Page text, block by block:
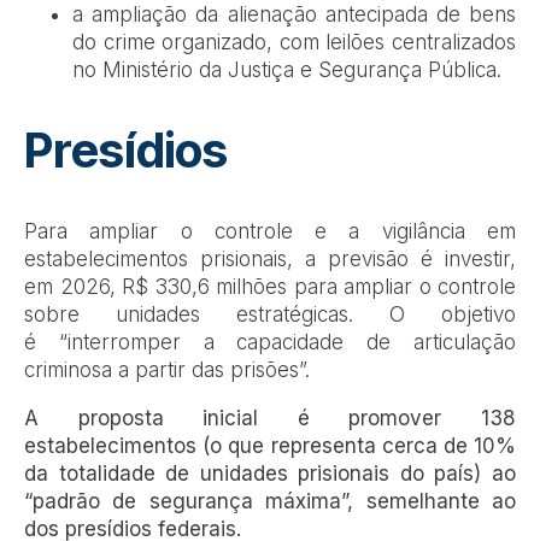
a ampliação da alienação antecipada de bens
do crime organizado, com leilões centralizados
no Ministério da Justiça e Segurança Pública.
Presídios
Para ampliar o controle e a vigilância em
estabelecimentos prisionais, a previsão é investir,
em 2026, R$ 330,6 milhões para ampliar o controle
sobre unidades estratégicas. O objetivo
é “interromper a capacidade de articulação
criminosa a partir das prisões”.
A proposta inicial é promover 138
estabelecimentos (o que representa cerca de 10%
da totalidade de unidades prisionais do país) ao
“padrão de segurança máxima”, semelhante ao
dos presídios federais.